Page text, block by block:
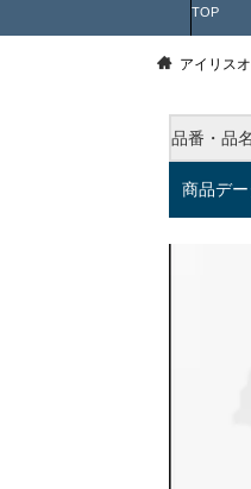
TOP
アイリス
品番・品
商品デ